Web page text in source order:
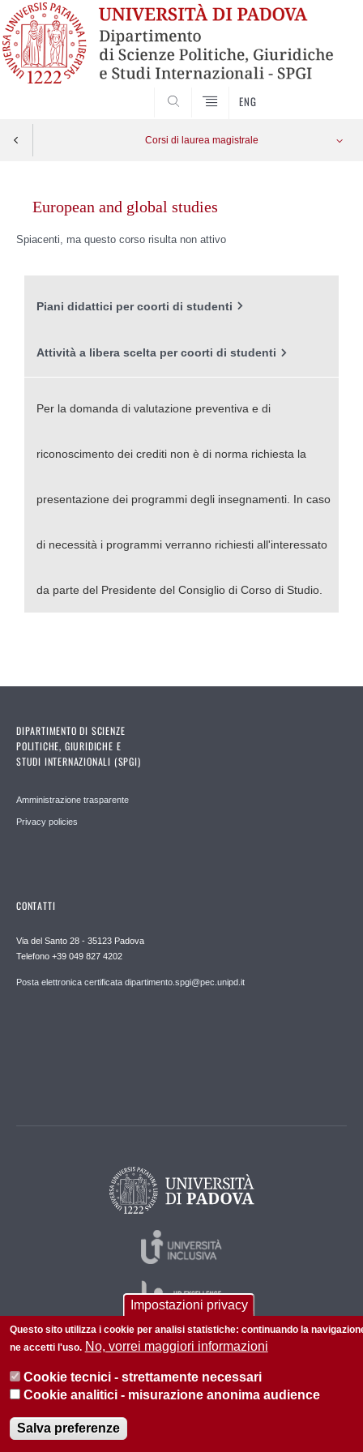
ENG
Corsi di laurea magistrale
European and global studies
Spiacenti, ma questo corso risulta non attivo
Piani didattici per coorti di studenti
Attività a libera scelta per coorti di studenti
Per la domanda di valutazione preventiva e di
riconoscimento dei crediti non è di norma richiesta la
presentazione dei programmi degli insegnamenti. In caso
di necessità i programmi verranno richiesti all'interessato
da parte del Presidente del Consiglio di Corso di Studio.
DIPARTIMENTO DI SCIENZE
POLITICHE, GIURIDICHE E
STUDI INTERNAZIONALI (SPGI)
Amministrazione trasparente
Privacy policies
CONTATTI
Via del Santo 28 - 35123 Padova
Telefono +39 049 827 4202
Posta elettronica certificata dipartimento.spgi@pec.unipd.it
P.I. 00742430283 C.F. 80006480281
Impostazioni privacy
Questo sito utilizza i cookie per analisi statistiche: continuando la
ne accetti l'uso. No, vorrei maggiori informazioni
Cookie tecnici - strettamente necessari
Cookie analitici - misurazione anonima audience
Salva preferenze